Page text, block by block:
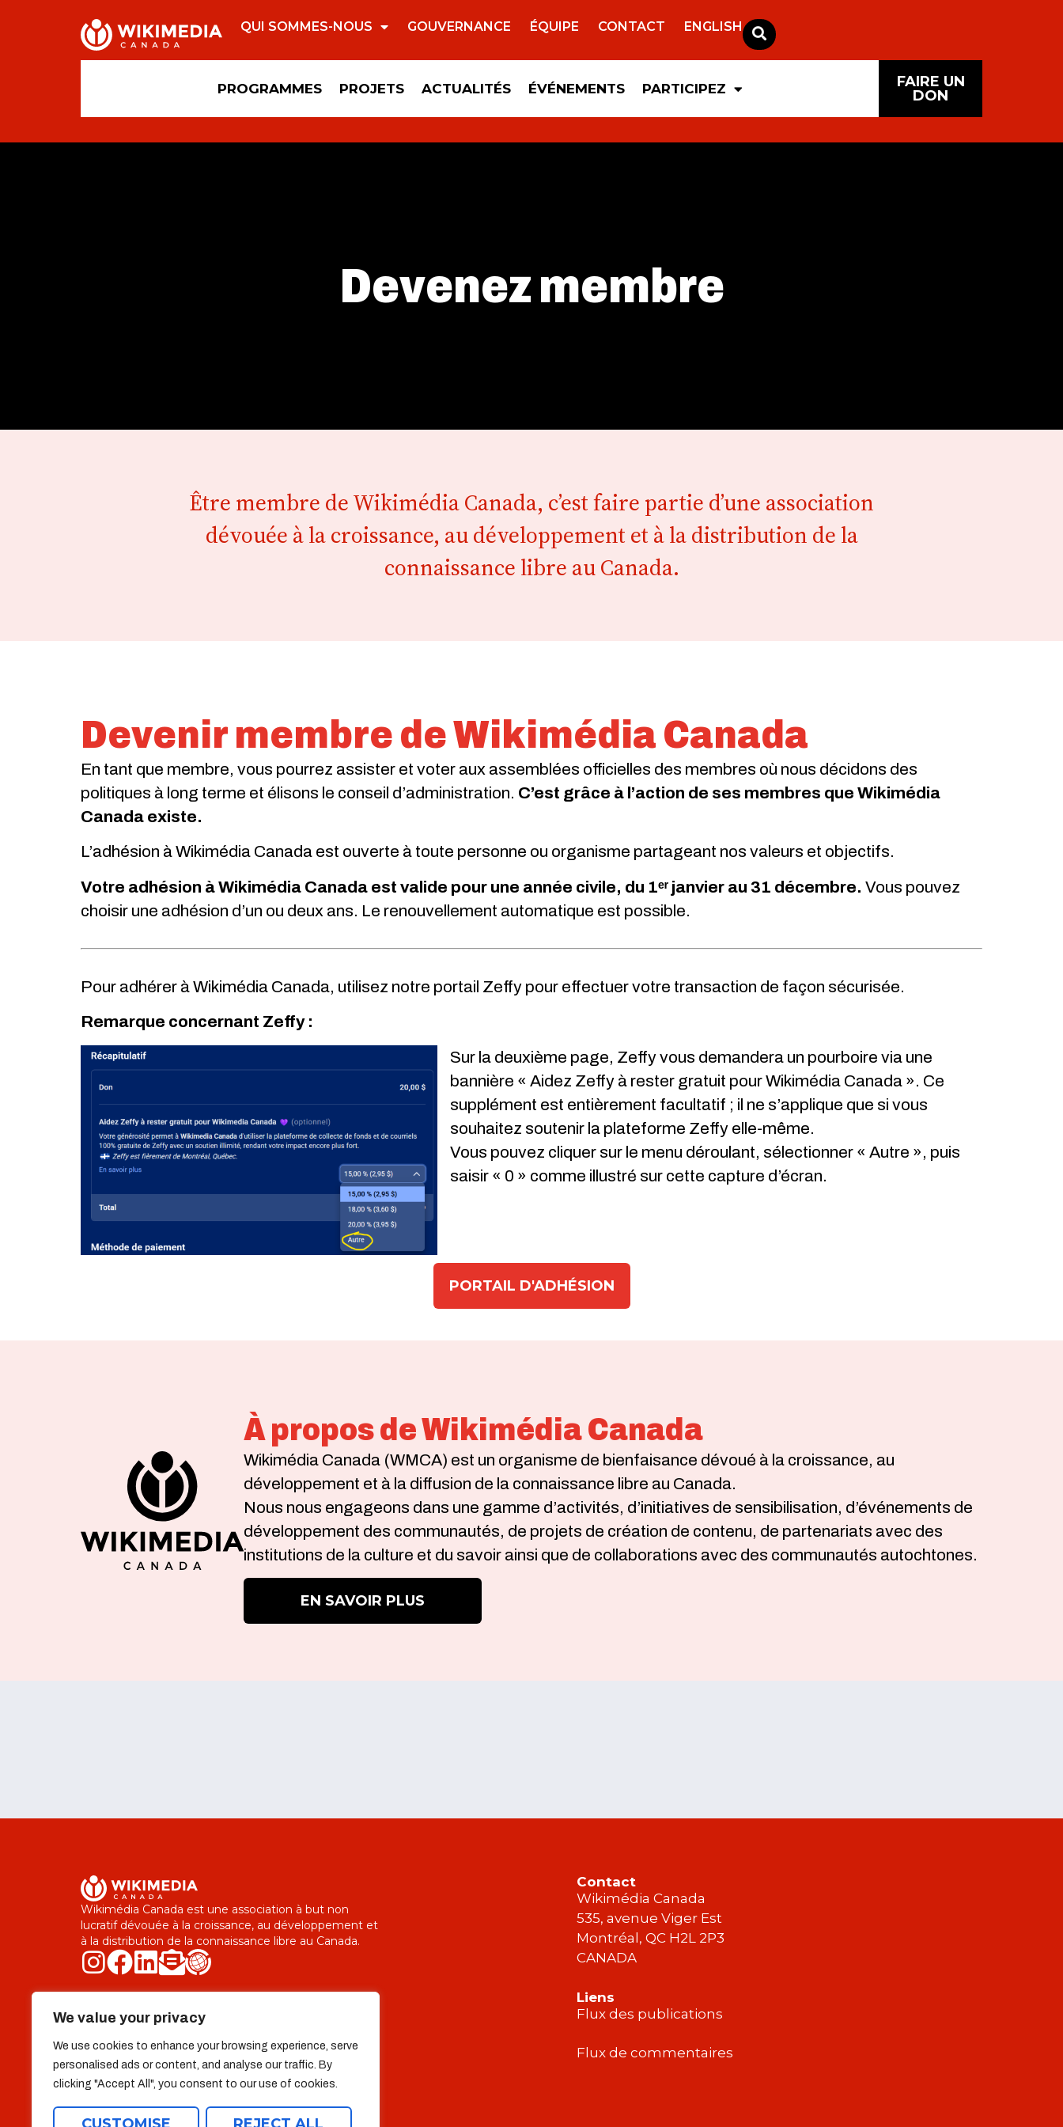
We value your privacy
We use cookies to enhance your browsing experience, serve
personalised ads or content, and analyse our traffic. By
clicking "Accept All", you consent to our use of cookies.
QUI SOMMES-NOUS GOUVERNANCE ÉQUIPE CONTACT ENGLISH
PROGRAMMES PROJETS ACTUALITÉS ÉVÉNEMENTS PARTICIPEZ
FAIRE UN
DON
Devenez membre
Être membre de Wikimédia Canada, c’est faire partie d’une association
dévouée à la croissance, au développement et à la distribution de la
connaissance libre au Canada.
Devenir membre de Wikimédia Canada
En tant que membre, vous pourrez assister et voter aux assemblées officielles des membres où nous décidons des
politiques à long terme et élisons le conseil d’administration. C’est grâce à l’action de ses membres que Wikimédia
Canada existe.
L’adhésion à Wikimédia Canada est ouverte à toute personne ou organisme partageant nos valeurs et objectifs.
Votre adhésion à Wikimédia Canada est valide pour une année civile, du 1ᵉʳ janvier au 31 décembre. Vous pouvez
choisir une adhésion d’un ou deux ans. Le renouvellement automatique est possible.
Pour adhérer à Wikimédia Canada, utilisez notre portail Zeffy pour effectuer votre transaction de façon sécurisée.
Remarque concernant Zeffy :
Sur la deuxième page, Zeffy vous demandera un pourboire via une
bannière « Aidez Zeffy à rester gratuit pour Wikimédia Canada ». Ce
supplément est entièrement facultatif ; il ne s’applique que si vous
souhaitez soutenir la plateforme Zeffy elle-même.
Vous pouvez cliquer sur le menu déroulant, sélectionner « Autre », puis
saisir « 0 » comme illustré sur cette capture d’écran.
PORTAIL D'ADHÉSION
À propos de Wikimédia Canada
Wikimédia Canada (WMCA) est un organisme de bienfaisance dévoué à la croissance, au
développement et à la diffusion de la connaissance libre au Canada.
Nous nous engageons dans une gamme d’activités, d’initiatives de sensibilisation, d’événements de
développement des communautés, de projets de création de contenu, de partenariats avec des
institutions de la culture et du savoir ainsi que de collaborations avec des communautés autochtones.
EN SAVOIR PLUS
Wikimédia Canada est une association à but non
lucratif dévouée à la croissance, au développement et
à la distribution de la connaissance libre au Canada.
Contact
Wikimédia Canada
535, avenue Viger Est
Montréal, QC H2L 2P3
CANADA
Explorer
Qui sommes-nous
Équipe
Projets
Faire un don
Contact
Liens
Flux des publications
Flux de commentaires